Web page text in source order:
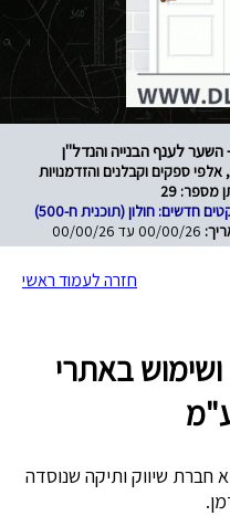
ספקים וקבלנים והזדמנויות
מספר: 29
חדשים: חולון (תוכנית ח-500)
00/00/26 עד 00/00/26
חזרה לעמוד ראשי
באתרי
חברת שיווק ותיקה שנוסדה